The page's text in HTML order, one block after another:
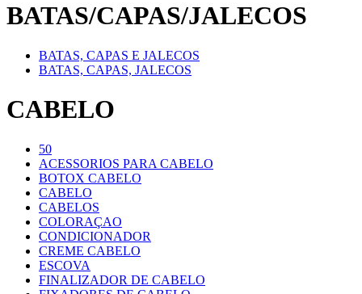
BATAS/CAPAS/JALECOS
BATAS, CAPAS E JALECOS
BATAS, CAPAS, JALECOS
CABELO
50
ACESSORIOS PARA CABELO
BOTOX CABELO
CABELO
CABELOS
COLORAÇAO
CONDICIONADOR
CREME CABELO
ESCOVA
FINALIZADOR DE CABELO